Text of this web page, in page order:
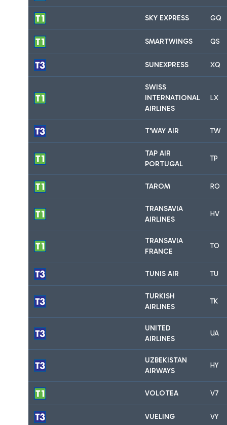
SKY EXPRESS GQ
SMARTWINGS QS
SUNEXPRESS XQ
SWISS
INTERNATIONAL
AIRLINES
LX
T'WAY AIR TW
TAP AIR
PORTUGAL
TP
TAROM RO
TRANSAVIA
AIRLINES
HV
TRANSAVIA
FRANCE
TO
TUNIS AIR TU
TURKISH
AIRLINES
TK
UNITED
AIRLINES
UA
UZBEKISTAN
AIRWAYS
HY
VOLOTEA V7
VUELING VY